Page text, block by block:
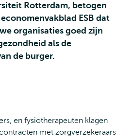
Rotterdam, betogen
ESB dat
organisaties goed zijn
als de
de burger.
en fysiotherapeuten klagen
met zorgverzekeraars